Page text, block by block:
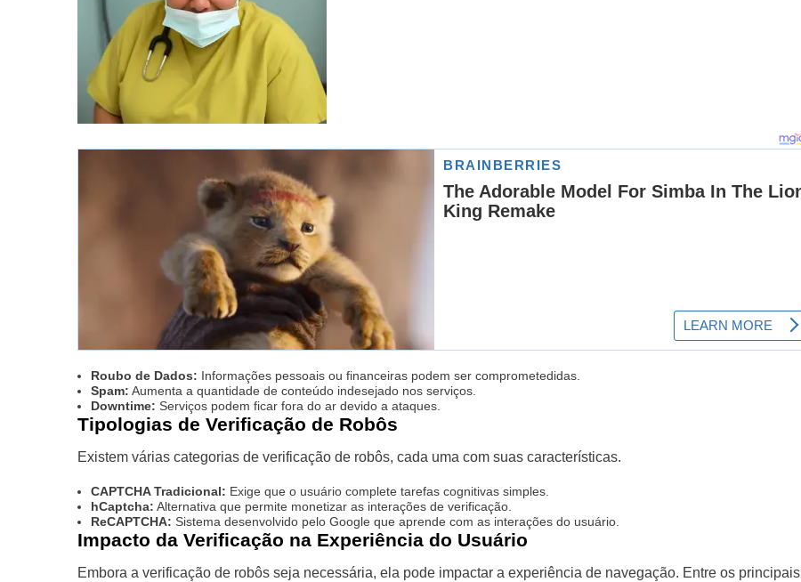
Roubo de Dados: Informações pessoais ou financeiras podem ser comprometedidas.
Spam: Aumenta a quantidade de conteúdo indesejado nos serviços.
Downtime: Serviços podem ficar fora do ar devido a ataques.
Tipologias de Verificação de Robôs
Existem várias categorias de verificação de robôs, cada uma com suas características.
CAPTCHA Tradicional: Exige que o usuário complete tarefas cognitivas simples.
hCaptcha: Alternativa que permite monetizar as interações de verificação.
ReCAPTCHA: Sistema desenvolvido pelo Google que aprende com as interações do usuário.
Impacto da Verificação na Experiência do Usuário
Embora a verificação de robôs seja necessária, ela pode impactar a experiência de navegação. Entre os principais